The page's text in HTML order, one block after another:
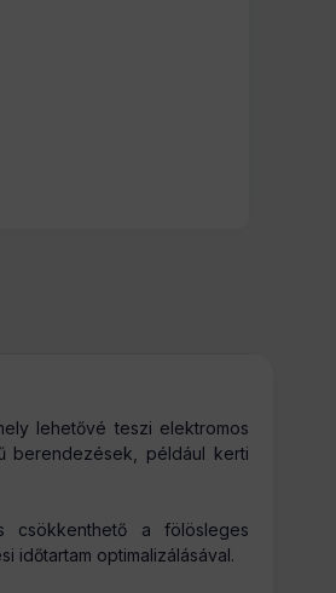
lehetővé teszi elektromos
berendezések, például kerti
csökkenthető a fölösleges
időtartam optimalizálásával.